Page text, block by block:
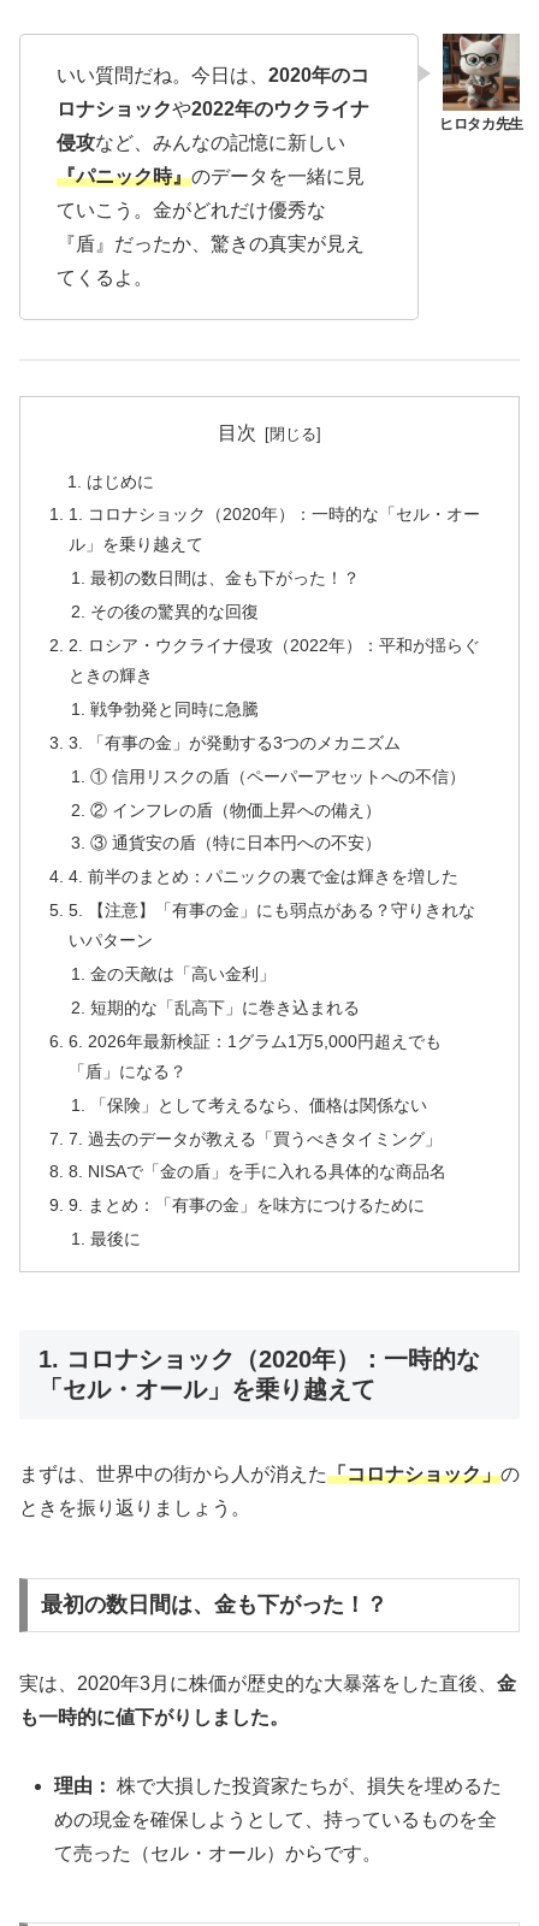
いい質問だね。今日は、 2020年のコ
ロナショックや2022年のウクライナ
侵攻など、みんなの記憶に新しい
『パニック時』のデータを一緒に見
ていこう。金がどれだけ優秀な
『盾』だったか、驚きの真実が見え
てくるよ。
目次
はじめに
1. コロナショック（2020年）：一時的な「セル・オー
ル」を乗り越えて
最初の数日間は、金も下がった！？
その後の驚異的な回復
2. ロシア・ウクライナ侵攻（2022年）：平和が揺らぐ
ときの輝き
戦争勃発と同時に急騰
3. 「有事の金」が発動する3つのメカニズム
① 信用リスクの盾（ペーパーアセットへの不信）
② インフレの盾（物価上昇への備え）
③ 通貨安の盾（特に日本円への不安）
4. 前半のまとめ：パニックの裏で金は輝きを増した
5. 【注意】「有事の金」にも弱点がある？守りきれな
いパターン
金の天敵は「高い金利」
短期的な「乱高下」に巻き込まれる
6. 2026年最新検証：1グラム1万5,000円超えでも
「盾」になる？
「保険」として考えるなら、価格は関係ない
7. 過去のデータが教える「買うべきタイミング」
8. NISAで「金の盾」を手に入れる具体的な商品名
9. まとめ：「有事の金」を味方につけるために
最後に
1. コロナショック（2020年）：一時的な
「セル・オール」を乗り越えて
まずは、世界中の街から人が消えた「コロナショック」の
ときを振り返りましょう。
最初の数日間は、金も下がった！？
実は、2020年3月に株価が歴史的な大暴落をした直後、 金
も一時的に値下がりしました。
理由： 株で大損した投資家たちが、損失を埋めるた
めの現金を確保しようとして、持っているものを全
て売った（セル・オール）からです。